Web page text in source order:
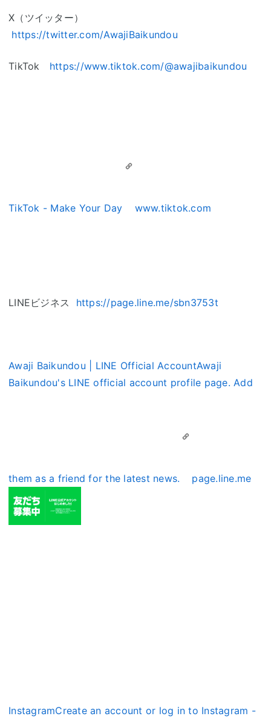
X（ツイッター）
https://twitter.com/AwajiBaikundou
TikTok https://www.tiktok.com/@awajibaikundou
TikTok - Make Your Day www.tiktok.com
LINEビジネス https://page.line.me/sbn3753t
Awaji Baikundou | LINE Official AccountAwaji
Baikundou's LINE official account profile page. Add
them as a friend for the latest news. page.line.me
InstagramCreate an account or log in to Instagram -